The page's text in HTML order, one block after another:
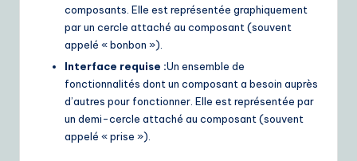
composants. Elle est représentée graphiquement
par un cercle attaché au composant (souvent
appelé « bonbon »).
Interface requise :Un ensemble de
fonctionnalités dont un composant a besoin auprès
d’autres pour fonctionner. Elle est représentée par
un demi-cercle attaché au composant (souvent
appelé « prise »).